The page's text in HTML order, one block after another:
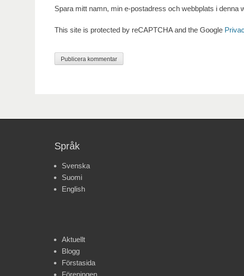
Spara mitt namn, min e-postadress och webbplats i denna
This site is protected by reCAPTCHA and the Google
Språk
Svenska
Suomi
English
Aktuellt
Blogg
Förstasida
Föreningen